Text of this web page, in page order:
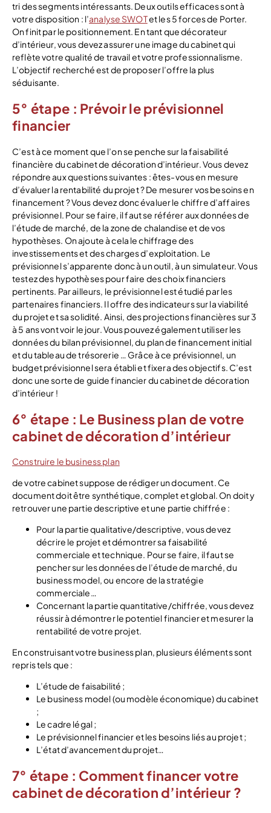
tri des segments intéressants. Deux outils efficaces sont à
votre disposition : l’analyse SWOTet les 5 forces de Porter.
On finit par le positionnement. En tant que décorateur
d’intérieur, vous devez assurer une image du cabinet qui
reflète votre qualité de travail et votre professionnalisme.
L’objectif recherché est de proposer l’offre la plus
séduisante.
5° étape : Prévoir le prévisionnel
financier
C’est à ce moment que l’on se penche sur la faisabilité
financière du cabinet de décoration d’intérieur. Vous devez
répondre aux questions suivantes : êtes-vous en mesure
d’évaluer la rentabilité du projet ? De mesurer vos besoins en
financement ? Vous devez donc évaluer le chiffre d’affaires
prévisionnel. Pour se faire, il faut se référer aux données de
l’étude de marché, de la zone de chalandise et de vos
hypothèses. On ajoute à cela le chiffrage des
investissements et des charges d’exploitation. Le
prévisionnel s’apparente donc à un outil, à un simulateur. Vous
testez des hypothèses pour faire des choix financiers
pertinents. Par ailleurs, le prévisionnel est étudié par les
partenaires financiers. Il offre des indicateurs sur la viabilité
du projet et sa solidité. Ainsi, des projections financières sur 3
à 5 ans vont voir le jour. Vous pouvez également utiliser les
données du bilan prévisionnel, du plan de financement initial
et du tableau de trésorerie … Grâce à ce prévisionnel, un
budget prévisionnel sera établi et fixera des objectifs. C’est
donc une sorte de guide financier du cabinet de décoration
d’intérieur !
6° étape : Le Business plan de votre
cabinet de décoration d’intérieur
Construire le business plan
de votre cabinet suppose de rédiger un document. Ce
document doit être synthétique, complet et global. On doit y
retrouver une partie descriptive et une partie chiffrée :
Pour la partie qualitative/descriptive, vous devez
décrire le projet et démontrer sa faisabilité
commerciale et technique. Pour se faire, il faut se
pencher sur les données de l’étude de marché, du
business model, ou encore de la stratégie
commerciale…
Concernant la partie quantitative/chiffrée, vous devez
réussir à démontrer le potentiel financier et mesurer la
rentabilité de votre projet.
En construisant votre business plan, plusieurs éléments sont
repris tels que :
L’étude de faisabilité ;
Le business model (ou modèle économique) du cabinet
;
Le cadre légal ;
Le prévisionnel financier et les besoins liés au projet ;
L’état d’avancement du projet…
7° étape : Comment financer votre
cabinet de décoration d’intérieur ?